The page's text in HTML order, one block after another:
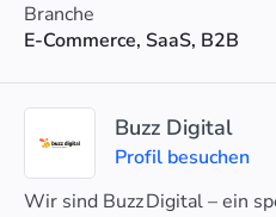
Branche
E-Commerce, SaaS, B2B
Buzz Digital
Profil besuchen
Wir sind Buzz Digital – ein